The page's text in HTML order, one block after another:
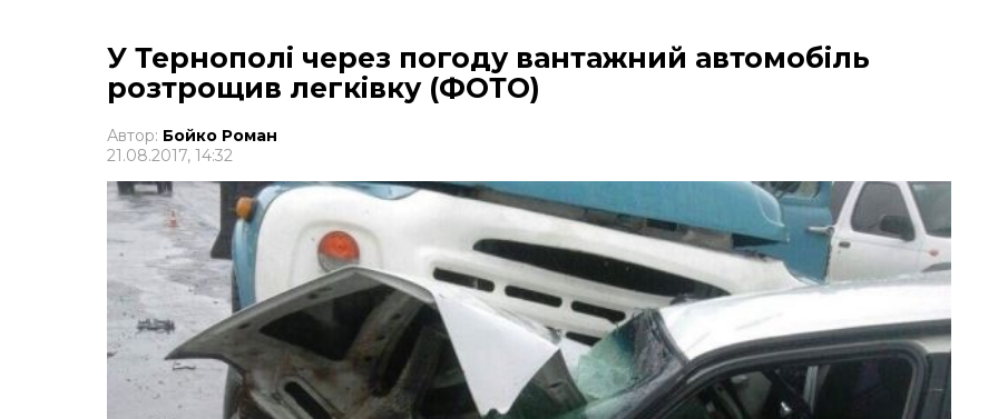
У Тернополі через погоду вантажний автомобіль
розтрощив легківку (ФОТО)
Автор: Бойко Роман
21.08.2017, 14:32